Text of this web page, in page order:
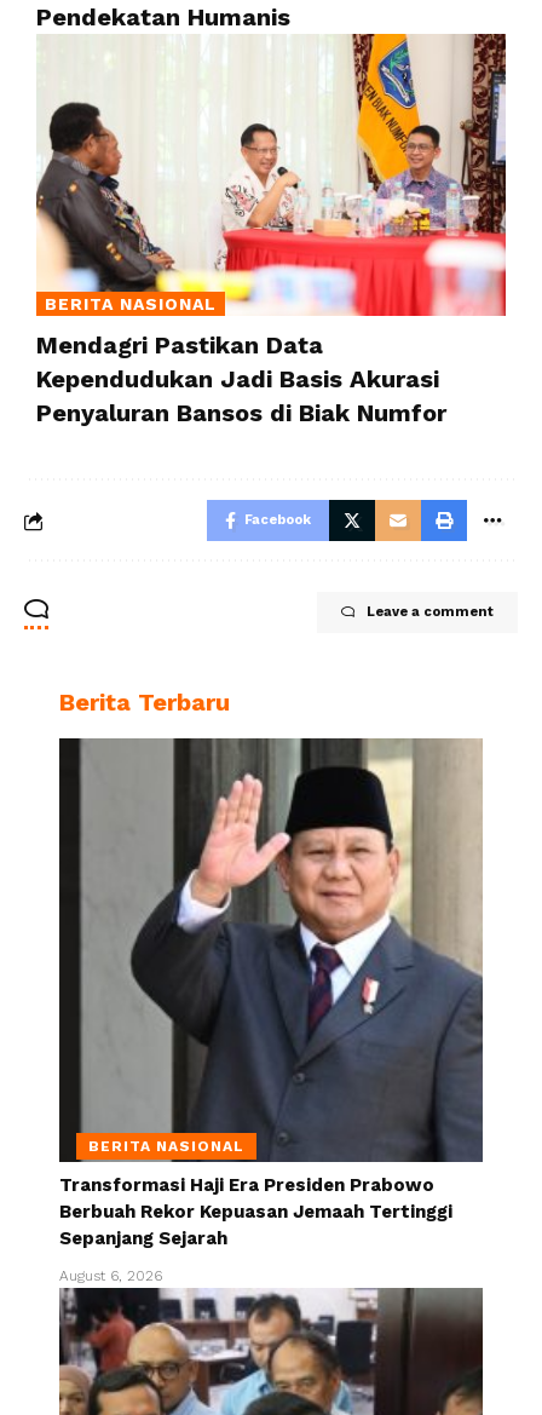
Pendekatan Humanis
BERITA NASIONAL
Mendagri Pastikan Data
Kependudukan Jadi Basis Akurasi
Penyaluran Bansos di Biak Numfor
Facebook
Leave a comment
Berita Terbaru
BERITA NASIONAL
Transformasi Haji Era Presiden Prabowo
Berbuah Rekor Kepuasan Jemaah Tertinggi
Sepanjang Sejarah
August 6, 2026